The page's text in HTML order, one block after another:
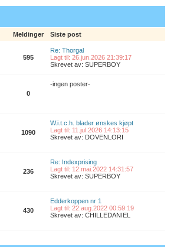
Meldinger Siste post
595
Re: Thorgal
Lagt til: 26.jun.2026 21:39:17
Skrevet av: SUPERBOY
0
-ingen poster-
1090
W.i.t.c.h. blader ønskes kjøpt
Lagt til: 11.jul.2026 14:13:15
Skrevet av: DOVENLORI
236
Re: Indexprising
Lagt til: 12.mai.2022 14:31:57
Skrevet av: SUPERBOY
430
Edderkoppen nr 1
Lagt til: 22.aug.2022 00:59:19
Skrevet av: CHILLEDANIEL